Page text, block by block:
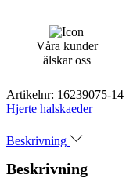
Våra kunder
älskar oss
Artikelnr: 16239075-14
Hjerte halskaeder
Beskrivning
Beskrivning